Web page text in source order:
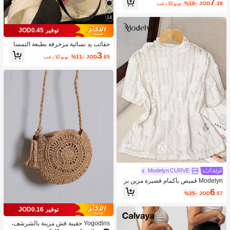
JOD .38
%10- بعد الكوبون
Modelyn CURVE
Modelyn قميص بأكمام قصيرة مزين بز
خارف زهرية ثلاثية الأبعاد ذو طوق واسع لل
مقاسات الكبيرة
JOD6.57
%35-
14
توفير JOD0.45
حقائب يد نسائية مزخرفة بطبعة التمسا
ح، حقائب كتف كورية الطراز للسيدات، ح
قائب كتف موضة جديدة، حقائب هلال بس
JOD3.65
%11- بعد الكوبون
توفير JOD0.16
Yogodlns حقيبة قش مزينة بالشرشف،